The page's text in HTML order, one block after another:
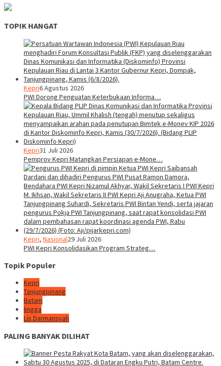
TOPIK HANGAT
Kepri6 Agustus 2026
PWI Dorong Penguatan Keterbukaan Informa…
Kepri31 Juli 2026
Pemprov Kepri Matangkan Persiapan e-Mone…
Kepri, Nasional29 Juli 2026
PWI Kepri Konsolidasikan Program Strateg…
Topik Populer
Kepri
Tanjungpinang
Batam
lingga
Lis Darmansyah
PALING BANYAK DILIHAT